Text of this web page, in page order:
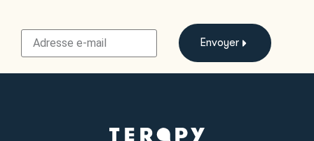
Envoyer